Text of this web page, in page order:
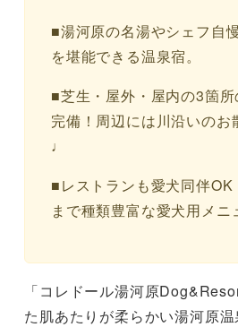
■湯河原の名湯やシェフ自
を堪能できる温泉宿。
■芝生・屋外・屋内の3箇
完備！周辺には川沿いのお
♩
■レストランも愛犬同伴OK
まで種類豊富な愛犬用メニ
「コレドール湯河原
た肌あたりが柔らかい湯河原